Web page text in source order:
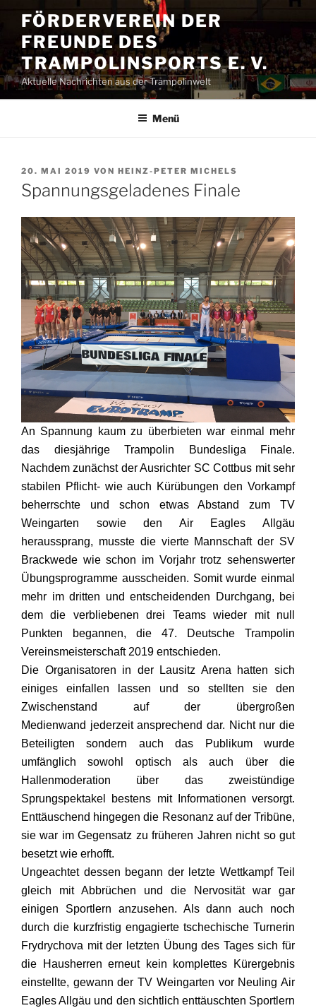
Inhalt
springen
FÖRDERVEREIN DER
FREUNDE DES
TRAMPOLINSPORTS E. V.
Aktuelle Nachrichten aus der Trampolinwelt
Menü
VERÖFFENTLICHT
AM
20. MAI 2019 VON HEINZ-PETER MICHELS
Spannungsgeladenes Finale
An Spannung kaum zu überbieten war einmal mehr
das diesjährige Trampolin Bundesliga Finale.
Nachdem zunächst der Ausrichter SC Cottbus mit sehr
stabilen Pflicht- wie auch Kürübungen den Vorkampf
beherrschte und schon etwas Abstand zum TV
Weingarten sowie den Air Eagles Allgäu
heraussprang, musste die vierte Mannschaft der SV
Brackwede wie schon im Vorjahr trotz sehenswerter
Übungsprogramme ausscheiden. Somit wurde einmal
mehr im dritten und entscheidenden Durchgang, bei
dem die verbliebenen drei Teams wieder mit null
Punkten begannen, die 47. Deutsche Trampolin
Vereinsmeisterschaft 2019 entschieden.
Die Organisatoren in der Lausitz Arena hatten sich
einiges einfallen lassen und so stellten sie den
Zwischenstand auf der übergroßen
Medienwand jederzeit ansprechend dar. Nicht nur die
Beteiligten sondern auch das Publikum wurde
umfänglich sowohl optisch als auch über die
Hallenmoderation über das zweistündige
Sprungspektakel bestens mit Informationen versorgt.
Enttäuschend hingegen die Resonanz auf der Tribüne,
sie war im Gegensatz zu früheren Jahren nicht so gut
besetzt wie erhofft.
Ungeachtet dessen begann der letzte Wettkampf Teil
gleich mit Abbrüchen und die Nervosität war gar
einigen Sportlern anzusehen. Als dann auch noch
durch die kurzfristig engagierte tschechische Turnerin
Frydrychova mit der letzten Übung des Tages sich für
die Hausherren erneut kein komplettes Kürergebnis
einstellte, gewann der TV Weingarten vor Neuling Air
Eagles Allgäu und den sichtlich enttäuschten Sportlern